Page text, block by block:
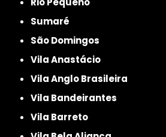
Sumaré
São Domingos
Vila Anastácio
Vila Anglo Brasileira
Vila Bandeirantes
Vila Barreto